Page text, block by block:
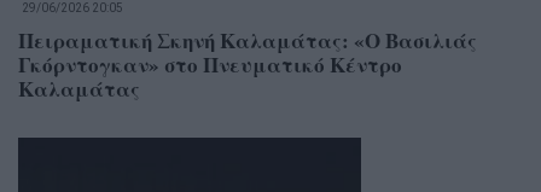
29/06/2026 20:05
Πειραματική Σκηνή Καλαμάτας: «Ο Βασιλιάς
Γκόρντογκαν» στο Πνευματικό Κέντρο
Καλαμάτας